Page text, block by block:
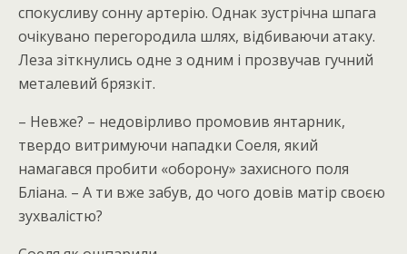
спокусливу сонну артерію. Однак зустрічна шпага
очікувано перегородила шлях, відбиваючи атаку.
Леза зіткнулись одне з одним і прозвучав гучний
металевий брязкіт.
– Невже? – недовірливо промовив янтарник,
твердо витримуючи нападки Соеля, який
намагався пробити «оборону» захисного поля
Бліана. – А ти вже забув, до чого довів матір своєю
зухвалістю?